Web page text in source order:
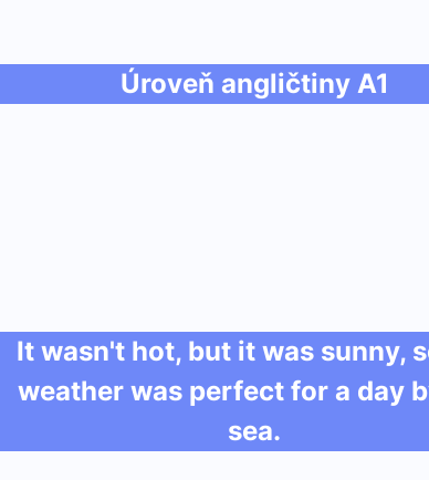
Úroveň angličtiny A1
It wasn't hot, but it was sunny,
weather was perfect for a day
sea.